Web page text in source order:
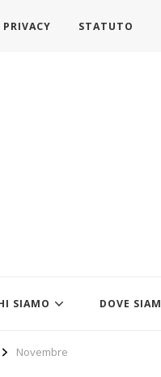
PRIVACY STATUTO
SIAMO DOVE
Novembre